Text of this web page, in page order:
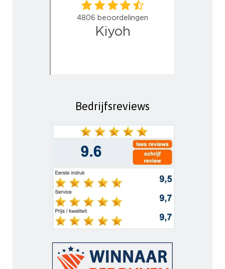
Bedrijfsreviews